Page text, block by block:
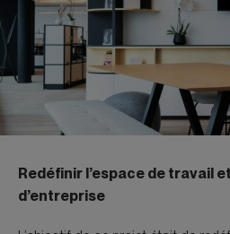
Redéfinir l’espace de travail
d’entreprise